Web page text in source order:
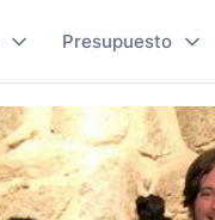
Presupuesto